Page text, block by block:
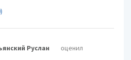
Руслан оценил